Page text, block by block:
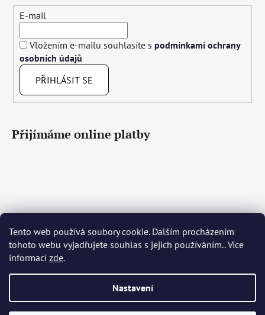
Tento web používá soubory cookie. Dalším procházením
tohoto webu vyjadřujete souhlas s jejich používáním.. Více
informací zde.
Nastavení
E-mail
Vložením e-mailu souhlasíte s podmínkami ochrany
osobních údajů
PŘIHLÁSIT SE
Přijímáme online platby
Čeština Slovenčina English Deutsch Magyar
Język polski Română Italiano Español Français
Português
Nederlands Українська Ελληνικά Svenska Dansk